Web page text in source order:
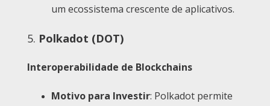
um ecossistema crescente de aplicativos.
5. Polkadot (DOT)
Interoperabilidade de Blockchains
Motivo para Investir: Polkadot permite